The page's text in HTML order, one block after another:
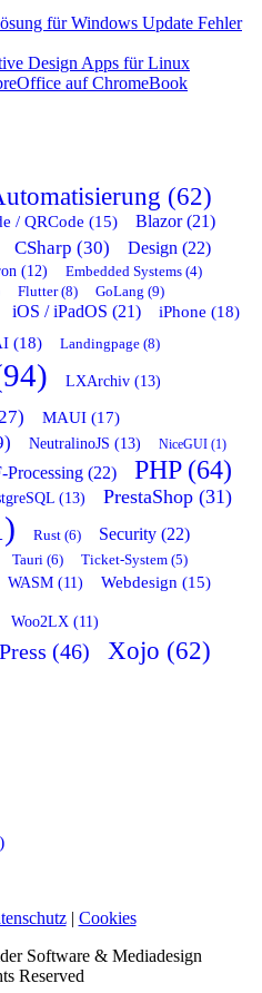
für Windows Update Fehler
Design Apps für Linux
auf ChromeBook
(62)
/ QRCode (15)
Blazor (21)
CSharp (30) Design (22)
(12) Embedded Systems (4)
Flutter (8) GoLang (9)
iOS / iPadOS (21) iPhone (18)
(18) Landingpage (8)
LXArchiv (13)
MAUI (17)
NeutralinoJS (13) NiceGUI (1)
Processing (22) PHP (64)
(13) PrestaShop (31)
Rust (6) Security (22)
Tauri (6) Ticket-System (5)
WASM (11) Webdesign (15)
Woo2LX (11)
(46) Xojo (62)
| Cookies
Software & Mediadesign
Reserved